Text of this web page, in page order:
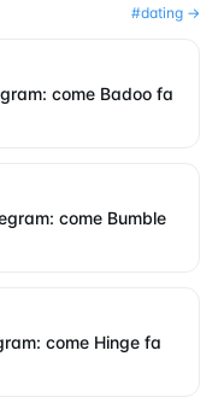
#dating →
come Badoo fa
come Bumble
come Hinge fa